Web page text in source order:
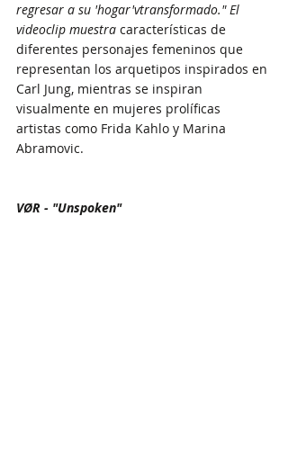
regresar a su 'hogar'vtransformado." El
videoclip muestra características de
diferentes personajes femeninos que
representan los arquetipos inspirados en
Carl Jung, mientras se inspiran
visualmente en mujeres prolíficas
artistas como Frida Kahlo y Marina
Abramovic.
VØR - "Unspoken"